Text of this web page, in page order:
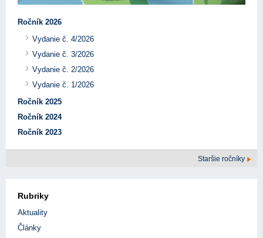
Ročník 2026
Vydanie č. 4/2026
Vydanie č. 3/2026
Vydanie č. 2/2026
Vydanie č. 1/2026
Ročník 2025
Ročník 2024
Ročník 2023
Staršie ročníky
Rubriky
Aktuality
Články